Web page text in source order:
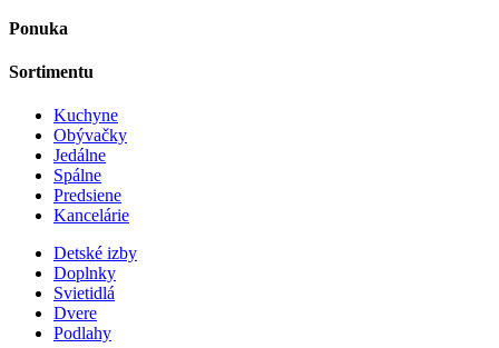
Ponuka
Sortimentu
Kuchyne
Obývačky
Jedálne
Spálne
Predsiene
Kancelárie
Detské izby
Doplnky
Svietidlá
Dvere
Podlahy